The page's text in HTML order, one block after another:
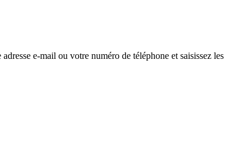
e-mail ou votre numéro de téléphone et saisissez les